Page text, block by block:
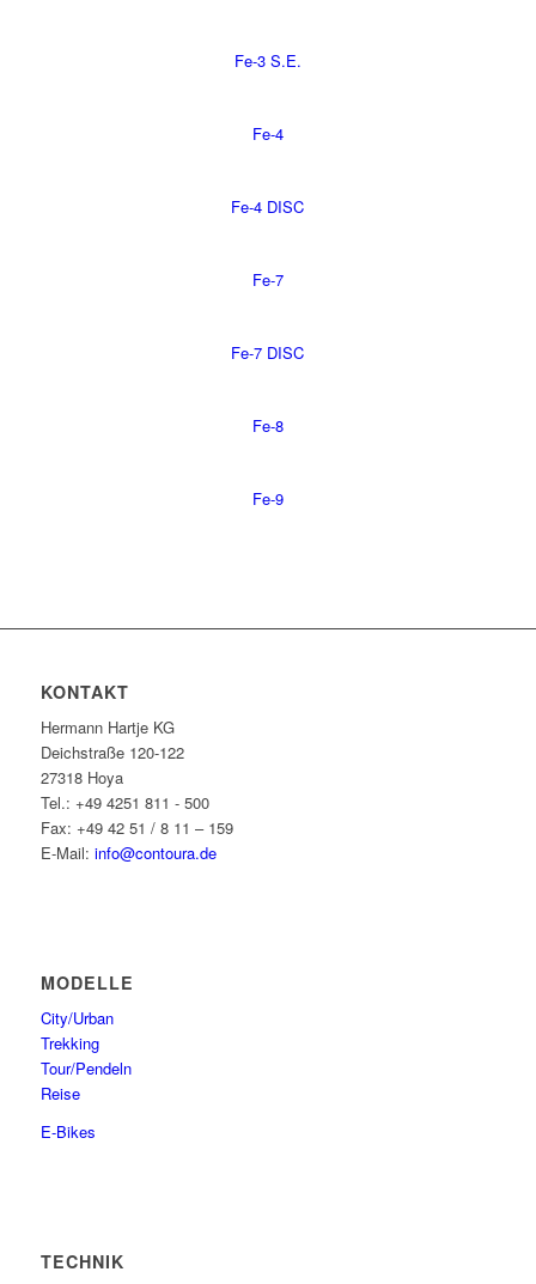
Fe-3 S.E.
Fe-4
Fe-4 DISC
Fe-7
Fe-7 DISC
Fe-8
Fe-9
KONTAKT
Hermann Hartje KG
Deichstraße 120-122
27318 Hoya
Tel.: +49 4251 811 - 500
Fax: +49 42 51 / 8 11 – 159
E-Mail: info@contoura.de
MODELLE
City/Urban
Trekking
Tour/Pendeln
Reise
E-Bikes
TECHNIK